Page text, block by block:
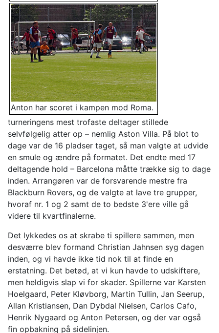
Anton har scoret i kampen mod Roma.
turneringens mest trofaste deltager stillede
selvfølgelig atter op – nemlig Aston Villa. På blot to
dage var de 16 pladser taget, så man valgte at udvide
en smule og ændre på formatet. Det endte med 17
deltagende hold – Barcelona måtte trække sig to dage
inden. Arrangøren var de forsvarende mestre fra
Blackburn Rovers, og de valgte at lave tre grupper,
hvoraf nr. 1 og 2 samt de to bedste 3'ere ville gå
videre til kvartfinalerne.
Det lykkedes os at skrabe ti spillere sammen, men
desværre blev formand Christian Jahnsen syg dagen
inden, og vi havde ikke tid nok til at finde en
erstatning. Det betød, at vi kun havde to udskiftere,
men heldigvis slap vi for skader. Spillerne var Karsten
Hoelgaard, Peter Kløvborg, Martin Tullin, Jan Seerup,
Allan Kristiansen, Dan Dybdal Nielsen, Carlos Cafo,
Henrik Nygaard og Anton Petersen, og der var også
fin opbakning på sidelinjen.